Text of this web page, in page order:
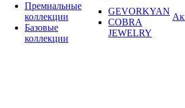
Премиальные
коллекции
Базовые
коллекции
GEVORKYAN
COBRA
JEWELRY